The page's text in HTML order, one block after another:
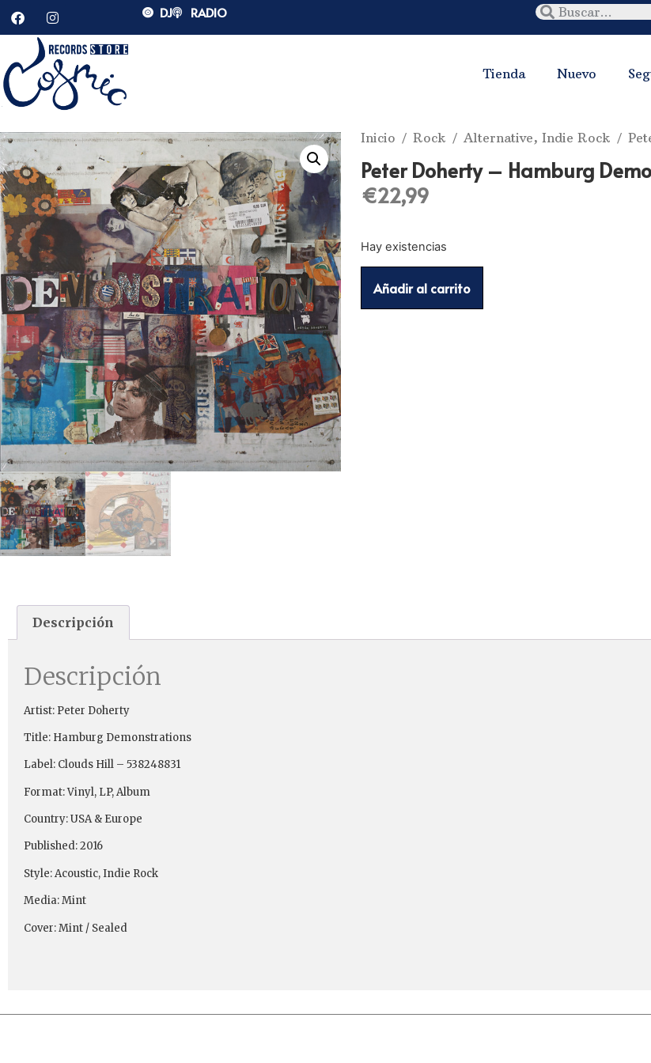
DJ RADIO
Tienda Nuevo
Inicio / Rock / Alternative, Indie Rock /
Peter Doherty ‎– Hamburg
€22,99
Hay existencias
Añadir al carrito
Descripción
Descripción
Artist: Peter Doherty
Title: Hamburg Demonstrations
Label: Clouds Hill ‎– 538248831
Format: Vinyl, LP, Album
Country: USA & Europe
Published: 2016
Style: Acoustic, Indie Rock
Media: Mint
Cover: Mint / Sealed